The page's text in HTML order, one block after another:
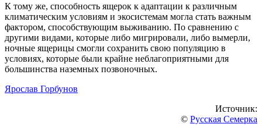
К тому же, способность ящерок к адаптации к различным
климатическим условиям и экосистемам могла стать важным
фактором, способствующим выживанию. По сравнению с
другими видами, которые либо мигрировали, либо вымерли,
ночные ящерицы смогли сохранить свою популяцию в
условиях, которые были крайне неблагоприятными для
большинства наземных позвоночных.
Ярослав Горбунов
Источник:
© Русская Семерка